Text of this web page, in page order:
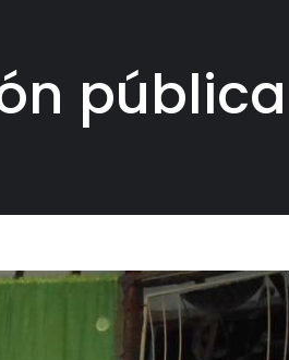
pública